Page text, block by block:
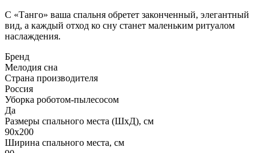
С «Танго» ваша спальня обретет законченный, элегантный
вид, а каждый отход ко сну станет маленьким ритуалом
наслаждения.
Бренд
Мелодия сна
Страна производителя
Россия
Уборка роботом-пылесосом
Да
Размеры спального места (ШхД), см
90х200
Ширина спального места, см